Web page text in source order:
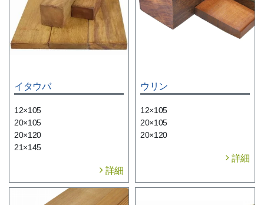
イタウバ
12×105
20×105
20×120
21×145
詳細
ウリン
12×105
20×105
20×120
詳細